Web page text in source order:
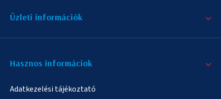
Üzleti információk
Hasznos informáciok
Adatkezelési tájékoztató